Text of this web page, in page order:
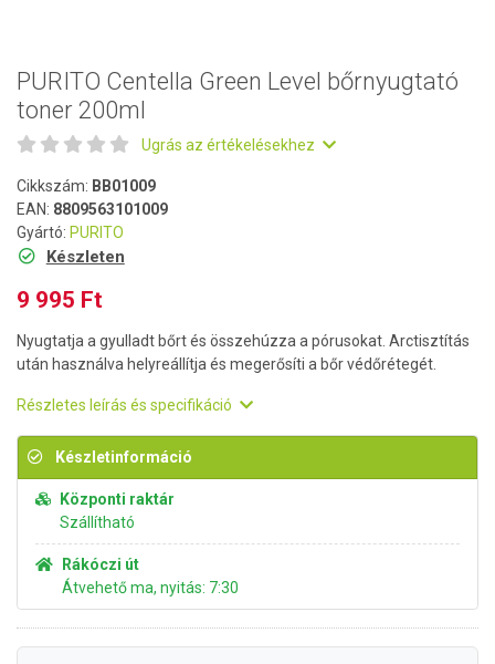
PURITO Centella Green Level bőrnyugtató
toner 200ml
Ugrás az értékelésekhez
Cikkszám: BB01009
EAN: 8809563101009
Gyártó: PURITO
Készleten
9 995 Ft
Nyugtatja a gyulladt bőrt és összehúzza a pórusokat. Arctisztítás
után használva helyreállítja és megerősíti a bőr védőrétegét.
Részletes leírás és specifikáció
Készletinformáció
Központi raktár
Szállítható
Rákóczi út
Átvehető ma, nyitás: 7:30